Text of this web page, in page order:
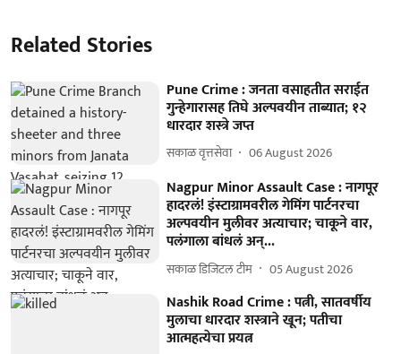
Related Stories
Pune Crime : जनता वसाहतीत सराईत
गुन्हेगारासह तिघे अल्पवयीन ताब्यात; १२
धारदार शस्त्रे जप्त
सकाळ वृत्तसेवा 06 August 2026
Nagpur Minor Assault Case : नागपूर
हादरलं! इंस्टाग्रामवरील गेमिंग पार्टनरचा
अल्पवयीन मुलीवर अत्याचार; चाकूने वार,
पलंगाला बांधलं अन्...
सकाळ डिजिटल टीम 05 August 2026
Nashik Road Crime : पत्नी, सातवर्षीय
मुलाचा धारदार शस्त्राने खून; पतीचा
आत्महत्येचा प्रयत्न